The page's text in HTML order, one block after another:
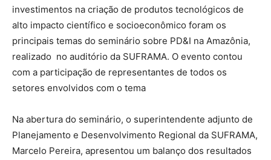
investimentos na criação de produtos tecnológicos de
alto impacto científico e socioeconômico foram os
principais temas do seminário sobre PD&I na Amazônia,
realizado no auditório da SUFRAMA. O evento contou
com a participação de representantes de todos os
setores envolvidos com o tema
Na abertura do seminário, o superintendente adjunto de
Planejamento e Desenvolvimento Regional da SUFRAMA,
Marcelo Pereira, apresentou um balanço dos resultados